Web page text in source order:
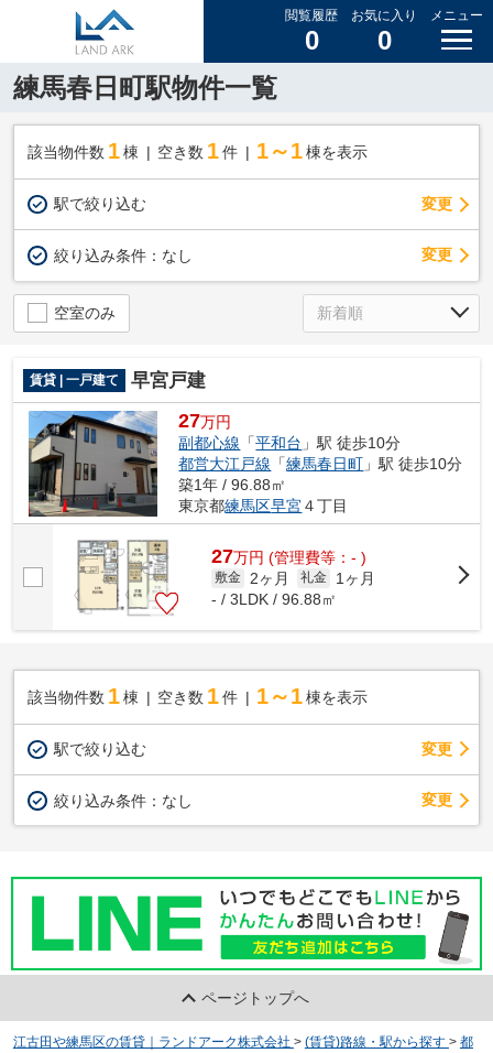
閲覧履歴
0
お気に入り
0
メニュー
練馬春日町駅物件一覧
該当物件数 1棟 空き数 1 件 1～1 棟を表示
駅で絞り込む 変更
絞り込み条件： なし 変更
空室のみ
賃貸 | 一戸建て 早宮戸建
27万円
副都心線 「平和台 」駅 徒歩10分
都営大江戸線 「練馬春日町 」駅 徒歩10分
築1年 / 96.88㎡
東京都練馬区早宮４丁目
27万円 (管理費等：- )
敷金 2ヶ月 礼金
1ヶ月
- / 3LDK / 96.88㎡
該当物件数 1棟 空き数 1 件 1～1 棟を表示
駅で絞り込む 変更
絞り込み条件： なし 変更
ページトップへ
江古田や練馬区の賃貸｜ランドアーク株式会社 > (賃貸)路線・駅から探す > 都